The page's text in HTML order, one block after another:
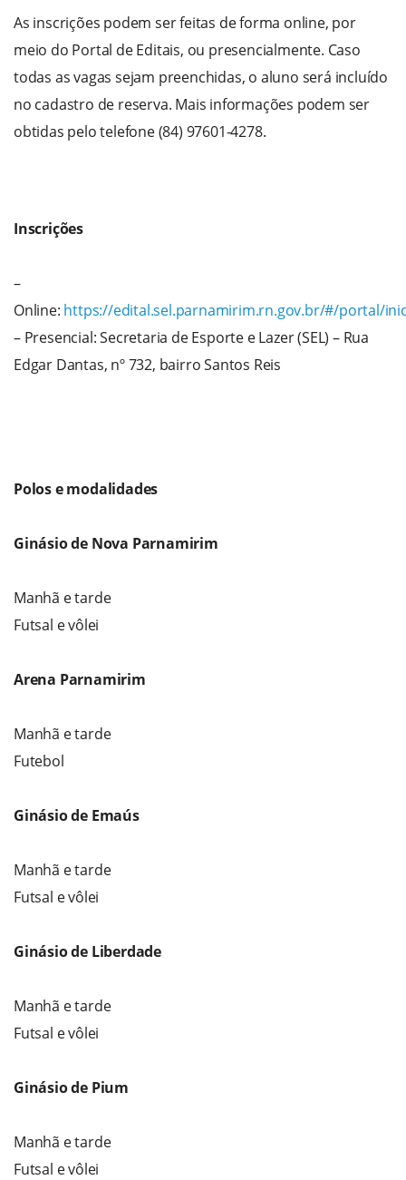
As inscrições podem ser feitas de forma online, por
meio do Portal de Editais, ou presencialmente. Caso
todas as vagas sejam preenchidas, o aluno será incluído
no cadastro de reserva. Mais informações podem ser
obtidas pelo telefone (84) 97601-4278.
Inscrições
–
Online: https://edital.sel.parnamirim.rn.gov.br/#/portal/
– Presencial: Secretaria de Esporte e Lazer (SEL) – Rua
Edgar Dantas, nº 732, bairro Santos Reis
Polos e modalidades
Ginásio de Nova Parnamirim
Manhã e tarde
Futsal e vôlei
Arena Parnamirim
Manhã e tarde
Futebol
Ginásio de Emaús
Manhã e tarde
Futsal e vôlei
Ginásio de Liberdade
Manhã e tarde
Futsal e vôlei
Ginásio de Pium
Manhã e tarde
Futsal e vôlei